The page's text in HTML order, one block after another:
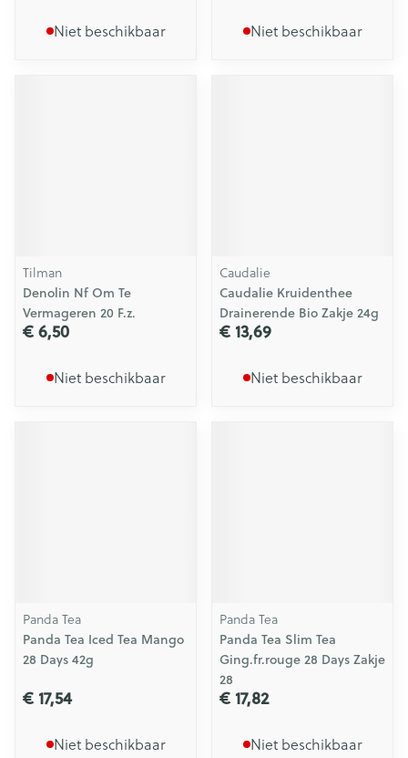
Niet beschikbaar Niet beschikbaar
Tilman
Denolin Nf Om Te
Vermageren 20 F.z.
€ 6,50
Niet beschikbaar
Caudalie
Caudalie Kruidenthee
Drainerende Bio Zakje 24g
€ 13,69
Niet beschikbaar
Panda Tea
Panda Tea Iced Tea Mango
28 Days 42g
€ 17,54
Niet beschikbaar
Panda Tea
Panda Tea Slim Tea
Ging.fr.rouge 28 Days Zakje
28
€ 17,82
Niet beschikbaar